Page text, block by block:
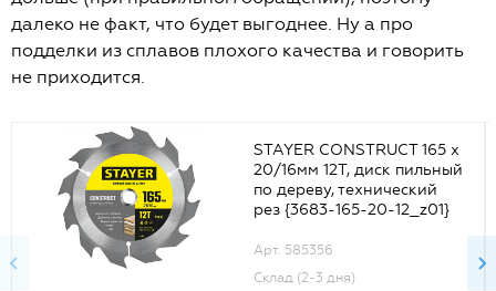
далеко не факт, что будет выгоднее. Ну а про
подделки из сплавов плохого качества и говорить
не приходится.
STAYER CONSTRUCT 165 x
20/16мм 12Т, диск пильный
по дереву, технический
рез {3683-165-20-12_z01}
Арт. 585356
Склад (2-3 дня)